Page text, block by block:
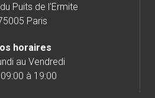
Puits de l'Ermite
Paris
horaires
au Vendredi
à 19:00